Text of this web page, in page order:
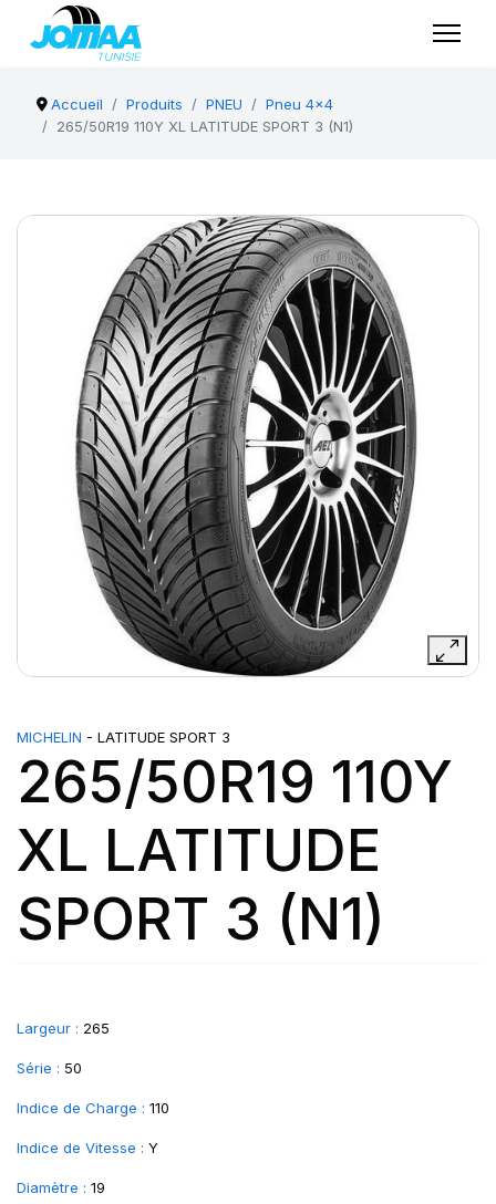
Accueil Produits PNEU
Pneu 4x4
265/50R19 110Y XL LATITUDE SPORT 3 (N1)
MICHELIN - LATITUDE SPORT 3
265/50R19 110Y
XL LATITUDE
SPORT 3 (N1)
Largeur : 265
Série : 50
Indice de Charge : 110
Indice de Vitesse : Y
Diamètre : 19